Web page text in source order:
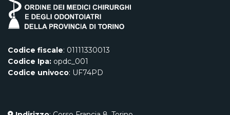
Codice fiscale: 01111330013
Codice Ipa: opdc_001
Codice univoco: UF74PD